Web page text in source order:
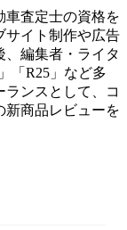
車査定士の資格を
サイト制作や広告
、編集者・ライタ
「R25」など多
ンスとして、コ
新商品レビューを